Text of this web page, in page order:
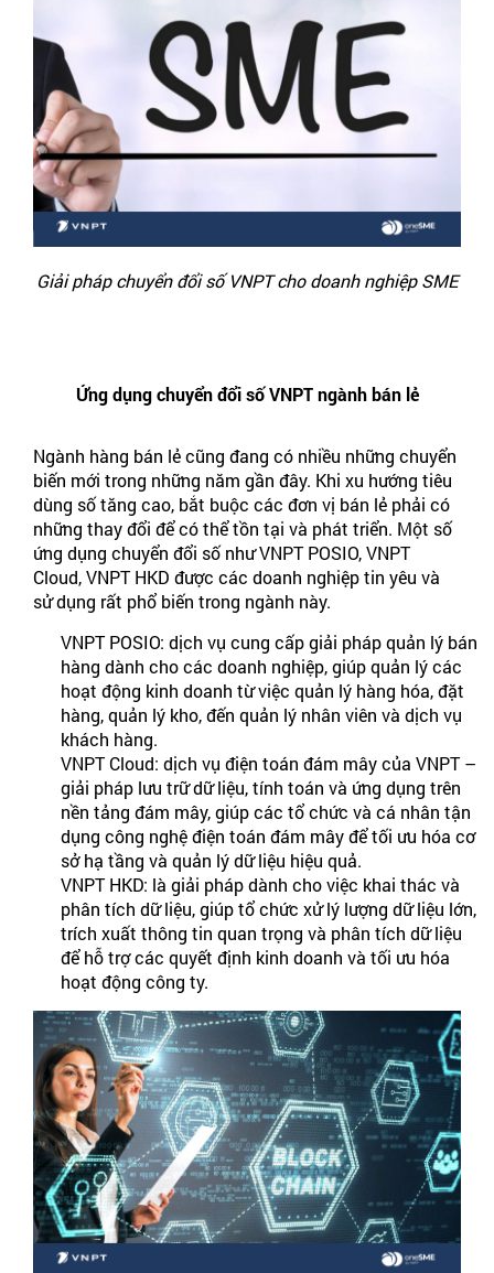
Giải pháp chuyển đổi số VNPT cho doanh nghiệp SME
Ứng dụng chuyển đổi số VNPT ngành bán lẻ
Ngành hàng bán lẻ cũng đang có nhiều những chuyển
biến mới trong những năm gần đây. Khi xu hướng tiêu
dùng số tăng cao, bắt buộc các đơn vị bán lẻ phải có
những thay đổi để có thể tồn tại và phát triển. Một số
ứng dụng chuyển đổi số như VNPT POSIO, VNPT
Cloud, VNPT HKD được các doanh nghiệp tin yêu và
sử dụng rất phổ biến trong ngành này.
VNPT POSIO: dịch vụ cung cấp giải pháp quản lý bán
hàng dành cho các doanh nghiệp, giúp quản lý các
hoạt động kinh doanh từ việc quản lý hàng hóa, đặt
hàng, quản lý kho, đến quản lý nhân viên và dịch vụ
khách hàng.
VNPT Cloud: dịch vụ điện toán đám mây của VNPT –
giải pháp lưu trữ dữ liệu, tính toán và ứng dụng trên
nền tảng đám mây, giúp các tổ chức và cá nhân tận
dụng công nghệ điện toán đám mây để tối ưu hóa cơ
sở hạ tầng và quản lý dữ liệu hiệu quả.
VNPT HKD: là giải pháp dành cho việc khai thác và
phân tích dữ liệu, giúp tổ chức xử lý lượng dữ liệu lớn,
trích xuất thông tin quan trọng và phân tích dữ liệu
để hỗ trợ các quyết định kinh doanh và tối ưu hóa
hoạt động công ty.